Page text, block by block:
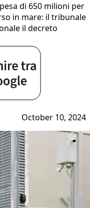
di 650 milioni per
in mare: il tribunale
il decreto
October 10, 2024